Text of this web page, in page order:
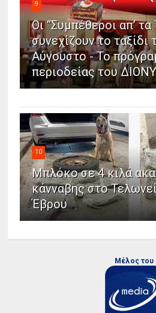
9
Οι “Συμπέθεροι απ’ τα
συνεχίζουν το ταξίδι
Αύγουστο - Το
περιοδείας του
10
Μπλόκο σε 4 κιλά
κάνναβης στο
Έβρου
Μέλος του